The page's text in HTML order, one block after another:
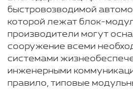
быстровозводимой
которой лежат блок-
производители могут
сооружение всеми
системами
инженерными
правило, типовые